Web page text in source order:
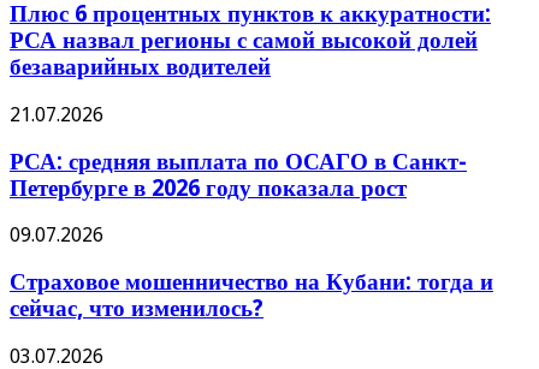
Плюс 6 процентных пунктов к аккуратности:
РСА назвал регионы с самой высокой долей
безаварийных водителей
21.07.2026
РСА: средняя выплата по ОСАГО в Санкт-
Петербурге в 2026 году показала рост
09.07.2026
Страховое мошенничество на Кубани: тогда и
сейчас, что изменилось?
03.07.2026